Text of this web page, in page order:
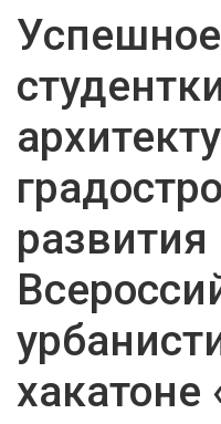
развития
хакатоне